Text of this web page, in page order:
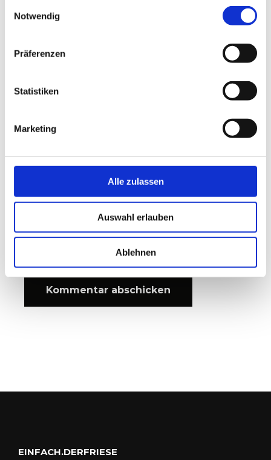
Notwendig
Präferenzen
Statistiken
Marketing
Alle zulassen
Auswahl erlauben
Ablehnen
Email
browser for the next time I comment.
EINFACH.DERFRIESE